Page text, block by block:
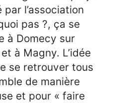
par l’association
pas ?, ça se
à Domecy sur
à Magny. L’idée
se retrouver tous
de manière
et pour « faire